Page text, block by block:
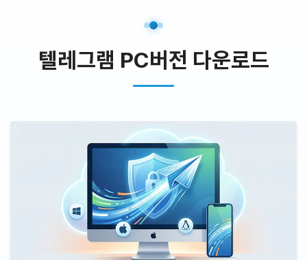
텔레그램 PC버전 다운로드